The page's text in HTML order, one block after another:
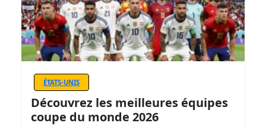
ÉTATS-UNIS
Découvrez les meilleures équipes
coupe du monde 2026